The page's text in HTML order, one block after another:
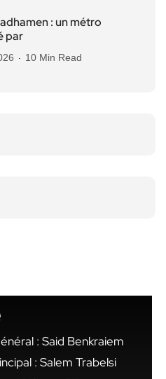
: un métro
par
10 Min Read
: Said Benkraiem
: Salem Trabelsi